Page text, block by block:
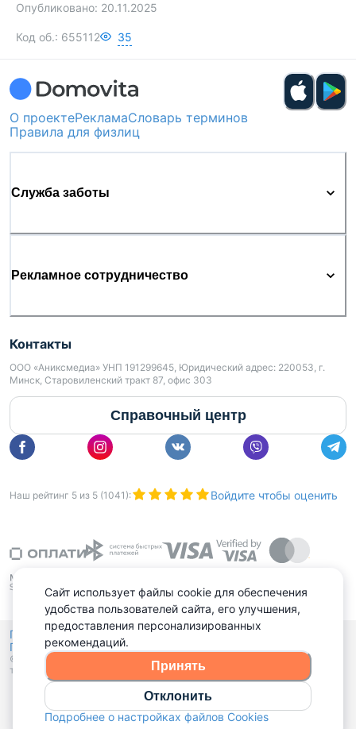
Опубликовано: 20.11.2025
Код об.: 655112 35
О проектеРекламаСловарь терминов
Правила для физлиц
Служба заботы
Рекламное сотрудничество
Контакты
ООО «Аниксмедиа» УНП 191299645, Юридический адрес: 220053, г.
Минск, Старовиленский тракт 87, офис 303
Справочный центр
Наш рейтинг 5 из 5 (1041 ): Войдите чтобы оценить
Политика конфиденциальности,
Политика обработки файлов куки
© 2015 - 2026, Domovita.by. Копирование материалов допускается
только при наличии активной ссылки.
Сайт использует файлы cookie для обеспечения
удобства пользователей сайта, его улучшения,
предоставления персонализированных
рекомендаций.
Принять
Отклонить
Подробнее о настройках файлов Cookies